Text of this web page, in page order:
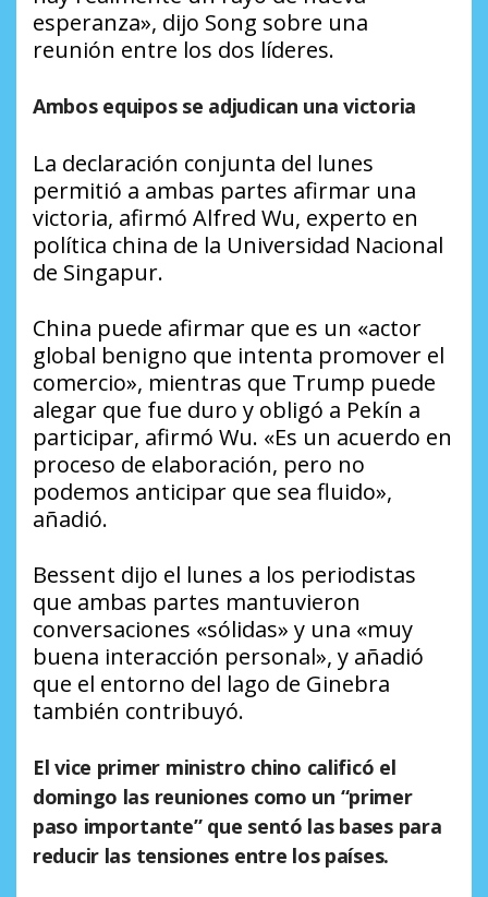
esperanza», dijo Song sobre una
reunión entre los dos líderes.
Ambos equipos se adjudican una victoria
La declaración conjunta del lunes
permitió a ambas partes afirmar una
victoria, afirmó Alfred Wu, experto en
política china de la Universidad Nacional
de Singapur.
China puede afirmar que es un «actor
global benigno que intenta promover el
comercio», mientras que Trump puede
alegar que fue duro y obligó a Pekín a
participar, afirmó Wu. «Es un acuerdo en
proceso de elaboración, pero no
podemos anticipar que sea fluido»,
añadió.
Bessent dijo el lunes a los periodistas
que ambas partes mantuvieron
conversaciones «sólidas» y una «muy
buena interacción personal», y añadió
que el entorno del lago de Ginebra
también contribuyó.
El vice primer ministro chino calificó el
domingo las reuniones como un “primer
paso importante” que sentó las bases para
reducir las tensiones entre los países.